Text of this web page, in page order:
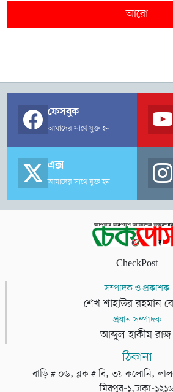
আরো
ফেসবুক
আমাদের সাথে যুক্ত হন
এক্স
আমাদের সাথে যুক্ত হন
CheckPost
সম্পাদক ও প্রকাশক
শেখ শাহাউর রহমান
প্রধান সম্পাদক
আব্দুল হাকীম রাজ
ঠিকানা
বাড়ি # ০৬, ব্লক # বি, ৩য় কলোনি,
মিরপুর-১,ঢাকা-১২১৬